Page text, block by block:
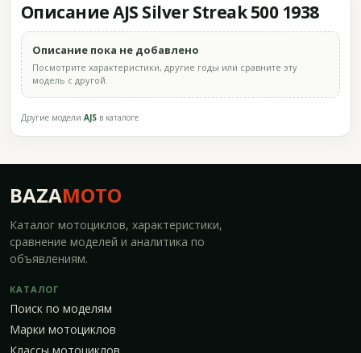
Описание AJS Silver Streak 500 1938
Описание пока не добавлено
Посмотрите характеристики, другие годы или сравните эту
модель с другой.
Другие модели AJS в каталоге
BAZAMOTO
Каталог мотоциклов, характеристики,
сравнение моделей и аналитика по
объявлениям.
КАТАЛОГ
Поиск по моделям
Марки мотоциклов